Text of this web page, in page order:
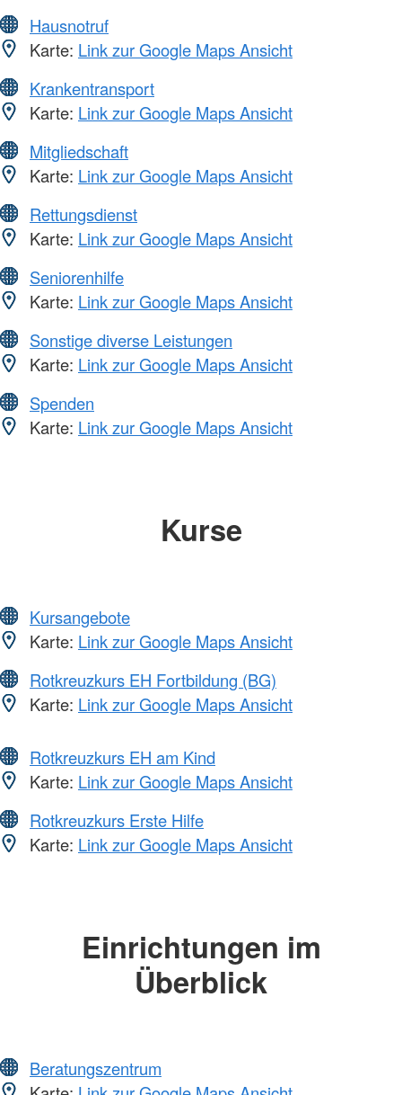
Hausnotruf
Karte: Link zur Google Maps Ansicht
Krankentransport
Karte: Link zur Google Maps Ansicht
Mitgliedschaft
Karte: Link zur Google Maps Ansicht
Rettungsdienst
Karte: Link zur Google Maps Ansicht
Seniorenhilfe
Karte: Link zur Google Maps Ansicht
Sonstige diverse Leistungen
Karte: Link zur Google Maps Ansicht
Spenden
Karte: Link zur Google Maps Ansicht
Kurse
Kursangebote
Karte: Link zur Google Maps Ansicht
Rotkreuzkurs EH Fortbildung (BG)
Karte: Link zur Google Maps Ansicht
Rotkreuzkurs EH am Kind
Karte: Link zur Google Maps Ansicht
Rotkreuzkurs Erste Hilfe
Karte: Link zur Google Maps Ansicht
Einrichtungen im
Überblick
Beratungszentrum